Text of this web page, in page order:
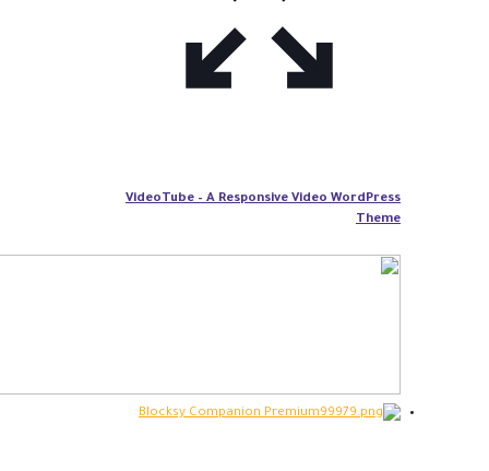
VideoTube – A Responsive Video WordPress
Theme